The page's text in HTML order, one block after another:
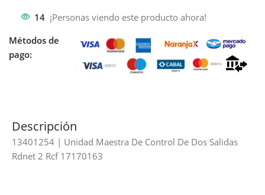
14 ¡Personas viendo este producto ahora!
Métodos de
pago:
Descripción
13401254 | Unidad Maestra De Control De Dos Salidas
Rdnet 2 Rcf 17170163